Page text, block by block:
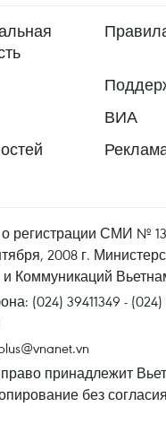
ВИА
регистрации СМИ №
2008 г.
Коммуникаций
(024) 39411349 - (024)
принадлежит
без